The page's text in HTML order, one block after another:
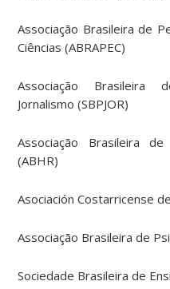
Associação Brasileira de
Ciências (ABRAPEC)
Associação Brasileira
Jornalismo (SBPJOR)
Associação Brasileira
(ABHR)
Asociación Costarricense
Associação Brasileira de
Sociedade Brasileira de